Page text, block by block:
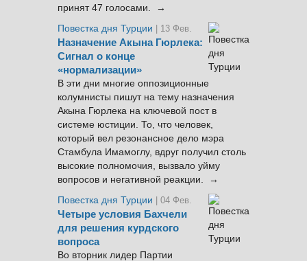
принят 47 голосами. →
Повестка дня Турции
| 13 Фев.
Назначение Акына Гюрлека:
Сигнал о конце
«нормализации»
В эти дни многие оппозиционные
колумнисты пишут на тему назначения
Акына Гюрлека на ключевой пост в
системе юстиции. То, что человек,
который вел резонансное дело мэра
Стамбула Имамоглу, вдруг получил столь
высокие полномочия, вызвало уйму
вопросов и негативной реакции. →
Повестка дня Турции
| 04 Фев.
Четыре условия Бахчели
для решения курдского
вопроса
Во вторник лидер Партии